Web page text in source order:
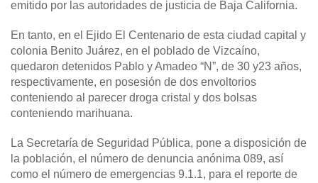
emitido por las autoridades de justicia de Baja California.
En tanto, en el Ejido El Centenario de esta ciudad capital y
colonia Benito Juárez, en el poblado de Vizcaíno,
quedaron detenidos Pablo y Amadeo “N”, de 30 y23 años,
respectivamente, en posesión de dos envoltorios
conteniendo al parecer droga cristal y dos bolsas
conteniendo marihuana.
La Secretaría de Seguridad Pública, pone a disposición de
la población, el número de denuncia anónima 089, así
como el número de emergencias 9.1.1, para el reporte de